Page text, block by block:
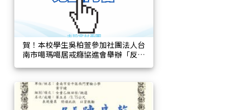
賀！本校學生吳柏萱參加社團法人台
南市噶瑪噶居戒癮協進會舉辦「反毒
一名！